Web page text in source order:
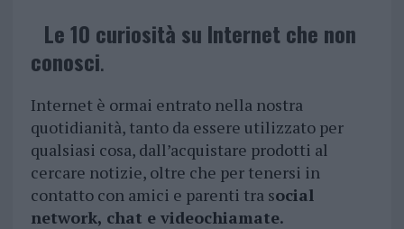
Le 10 curiosità su Internet che non
conosci.
Internet è ormai entrato nella nostra
quotidianità, tanto da essere utilizzato per
qualsiasi cosa, dall’acquistare prodotti al
cercare notizie, oltre che per tenersi in
contatto con amici e parenti tra social
network, chat e videochiamate.